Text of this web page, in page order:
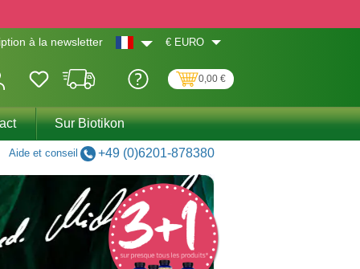
à la newsletter € EURO
0,00 €
Sur Biotikon
Aide et conseil +49 (0)6201-878380